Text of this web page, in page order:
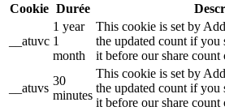
Cookie Durée
__atuvc
1 year
1
month
This cookie is set by
the updated count if you
it before our share count
__atuvs
30
minutes
This cookie is set by
the updated count if you
it before our share count